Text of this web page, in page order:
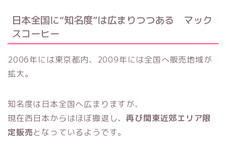
日本全国に“知名度”は広まりつつある マック
スコーヒー
2006年には東京都内、2009年には全国へ販売地域が
拡大。
知名度は日本全国へ広まりますが、
現在西日本からはほぼ撤退し、再び関東近郊エリア限
定販売となっているようです。